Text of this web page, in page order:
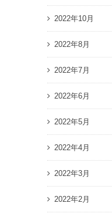
2022年10月
2022年8月
2022年7月
2022年6月
2022年5月
2022年4月
2022年3月
2022年2月